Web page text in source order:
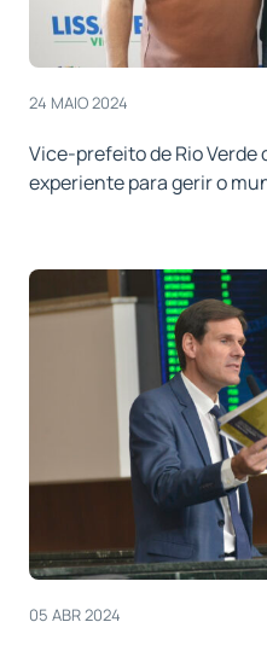
24 MAIO 2024
Vice-prefeito de Rio Verde
experiente para gerir o
05 ABR 2024